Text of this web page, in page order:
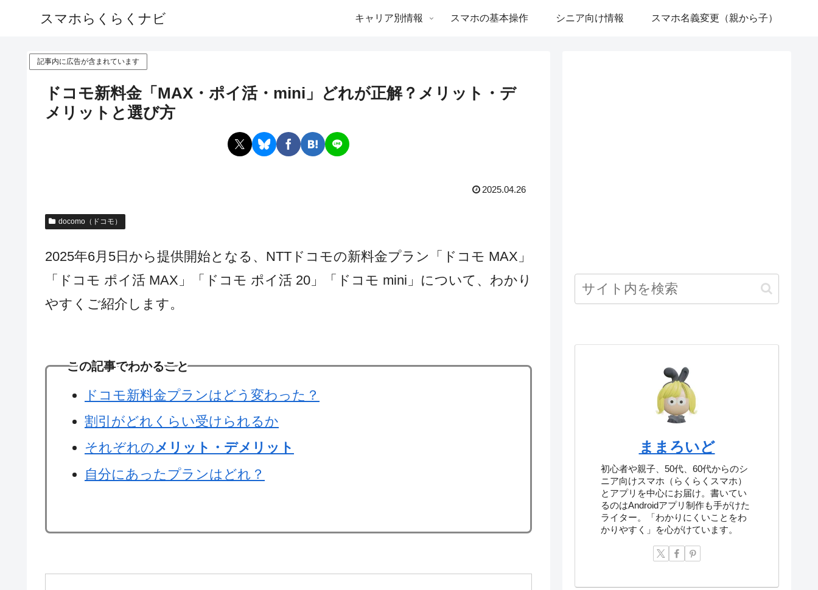
スマホらくらくナビ キャリア別情報 スマホの基本操作 シニア向け情報 スマホ名義変更（親から子）
記事内に広告が含まれています
ドコモ新料金「MAX・ポイ活・mini」どれが正解？メリット・デ
メリットと選び方
2025.04.26
docomo（ドコモ）
2025年6月5日から提供開始となる、NTTドコモの新料金プラン「ドコモ MAX」
「ドコモ ポイ活 MAX」「ドコモ ポイ活 20」「ドコモ mini」について、わかり
やすくご紹介します。​
この記事でわかること
ドコモ新料金プランはどう変わった？
割引がどれくらい受けられるか
それぞれのメリット・デメリット
自分にあったプランはどれ？
ままろいど
初心者や親子、50代、60代からのシ
ニア向けスマホ（らくらくスマホ）
とアプリを中心にお届け。書いてい
るのはAndroidアプリ制作も手がけた
ライター。「わかりにくいことをわ
かりやすく」を心がけています。